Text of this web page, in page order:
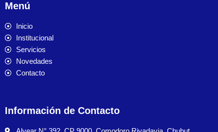
Menú
Inicio
Institucional
Servicios
Novedades
Contacto
Información de Contacto